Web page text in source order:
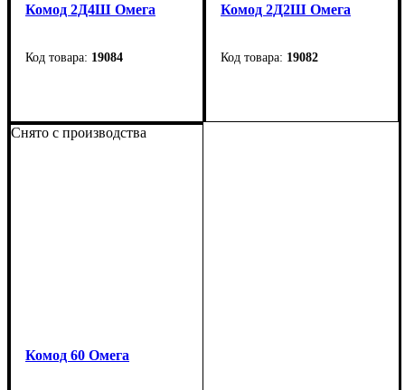
Комод 2Д4Ш Омега
19084
Высота: 89 см
Глубина: 36,6 см
Комод 2Д2Ш Омега
19082
Высота: 89 см
Снято с производства
Комод 60 Омега